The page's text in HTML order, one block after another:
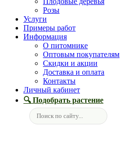
Розы
Услуги
Примеры работ
Информация
О питомнике
Оптовым покупателям
Скидки и акции
Доставка и оплата
Контакты
Личный кабинет
🔍 Подобрать растение